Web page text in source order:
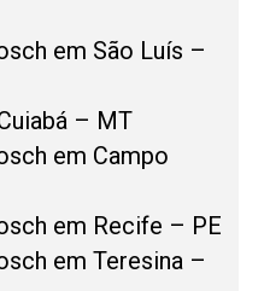
em São Luís –
– MT
em Campo
em Recife – PE
em Teresina –